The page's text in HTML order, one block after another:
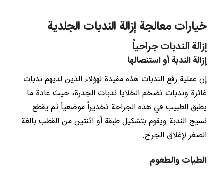
خيارات معالجة إزالة الندبات الجلدية
إزالة الندبات جراحياً
إزالة الندبة أو استئصالها
إن عملية رفع الندبات هذه مفيدة لهؤلاء الذين لديهم ندبات
غائرة وندبات تضخم الخلايا ندبات الجدرة، حيث عادةً ما
يطبق الطبيب في هذه الجراحة تخديراً موضعياً ثم يقطع
نسيج الندبة ويقوم بتشكيل طبقة أو اثنتين من القطب بالغة
الصغر لإغلاق الجرح.
الطيات والطعوم